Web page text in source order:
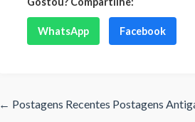
WhatsApp Facebook
← Postagens Recentes Postagens